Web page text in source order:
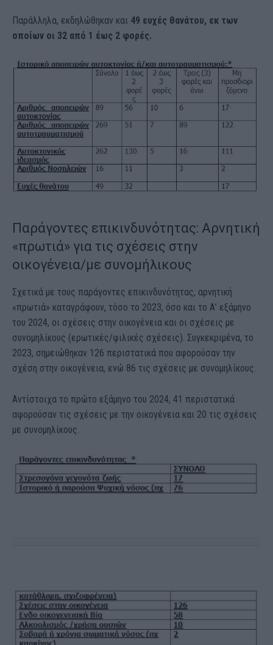
Παράλληλα, εκδηλώθηκαν και 49 ευχές θανάτου, εκ των
οποίων οι 32 από 1 έως 2 φορές.
Παράγοντες επικινδυνότητας: Αρνητική
«πρωτιά» για τις σχέσεις στην
οικογένεια/με συνομήλικους
Σχετικά με τους παράγοντες επικινδυνότητας, αρνητική
«πρωτιά» καταγράφουν, τόσο το 2023, όσο και το Α’ εξάμηνο
του 2024, οι σχέσεις στην οικογένεια και οι σχέσεις με
συνομηλίκους (ερωτικές/φιλικές σχέσεις). Συγκεκριμένα, το
2023, σημειώθηκαν 126 περιστατικά που αφορούσαν την
σχέση στην οικογένεια, ενώ 86 τις σχέσεις με συνομηλίκους.
Αντίστοιχα το πρώτο εξάμηνο του 2024, 41 περιστατικά
αφορούσαν τις σχέσεις με την οικογένεια και 20 τις σχέσεις
με συνομηλίκους.